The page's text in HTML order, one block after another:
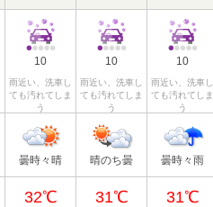
10
雨近い、洗車し
ても汚れてしま
う
10
雨近い、洗車し
ても汚れてしま
う
10
雨近い、洗車し
ても汚れてしま
う
曇時々晴 晴のち曇 曇時々雨
32℃
31℃
31℃